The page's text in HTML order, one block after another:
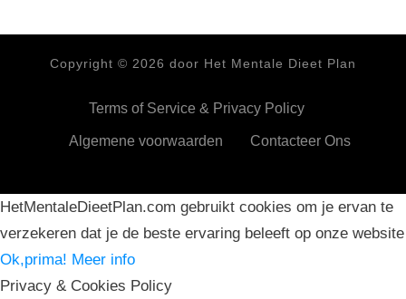
Copyright © 2026 door Het Mentale Dieet Plan
Terms of Service & Privacy Policy
Algemene voorwaarden Contacteer Ons
HetMentaleDieetPlan.com gebruikt cookies om je ervan te
verzekeren dat je de beste ervaring beleeft op onze website
Ok,prima! Meer info
Privacy & Cookies Policy